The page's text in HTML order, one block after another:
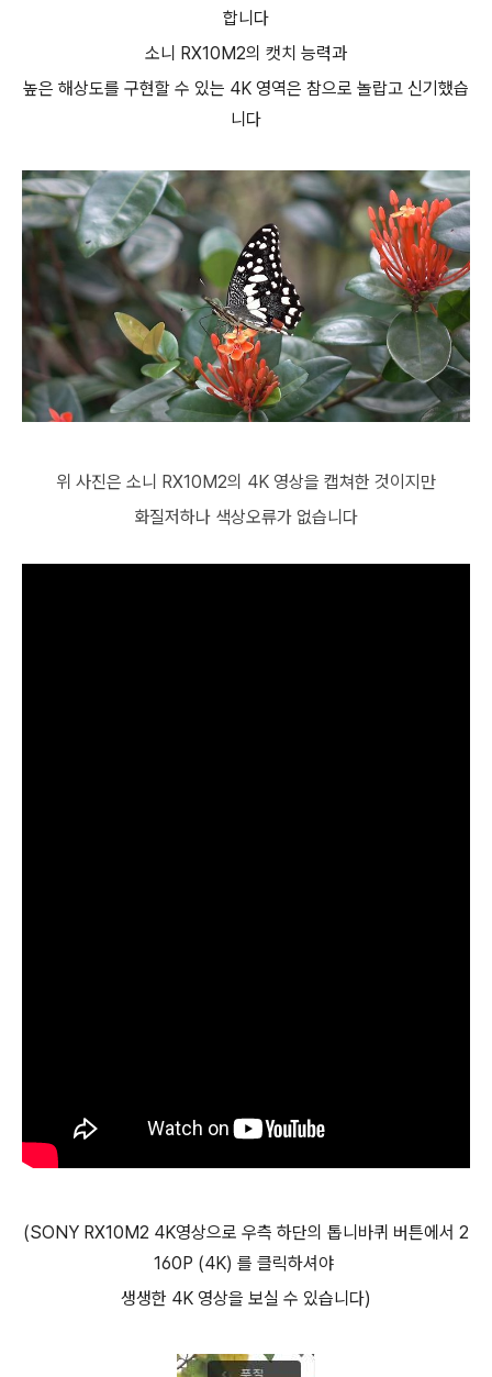
합니다
소니 RX10M2의 캣치 능력과
높은 해상도를 구현할 수 있는 4K 영역은 참으로 놀랍고 신기했습
니다
위 사진은 소니 RX10M2의 4K 영상을 캡쳐한 것이지만
화질저하나 색상오류가 없습니다
(SONY RX10M2 4K영상으로 우측 하단의 톱니바퀴 버튼에서 2
160P (4K) 를 클릭하셔야
생생한 4K 영상을 보실 수 있습니다)